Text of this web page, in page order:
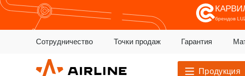
брендов
Сотрудничество Точки продаж Гарантия
Продукция